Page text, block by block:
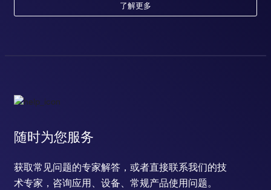
了解更多
随时为您服务
获取常见问题的专家解答，或者直接联系我们的技
术专家，咨询应用、设备、常规产品使用问题。